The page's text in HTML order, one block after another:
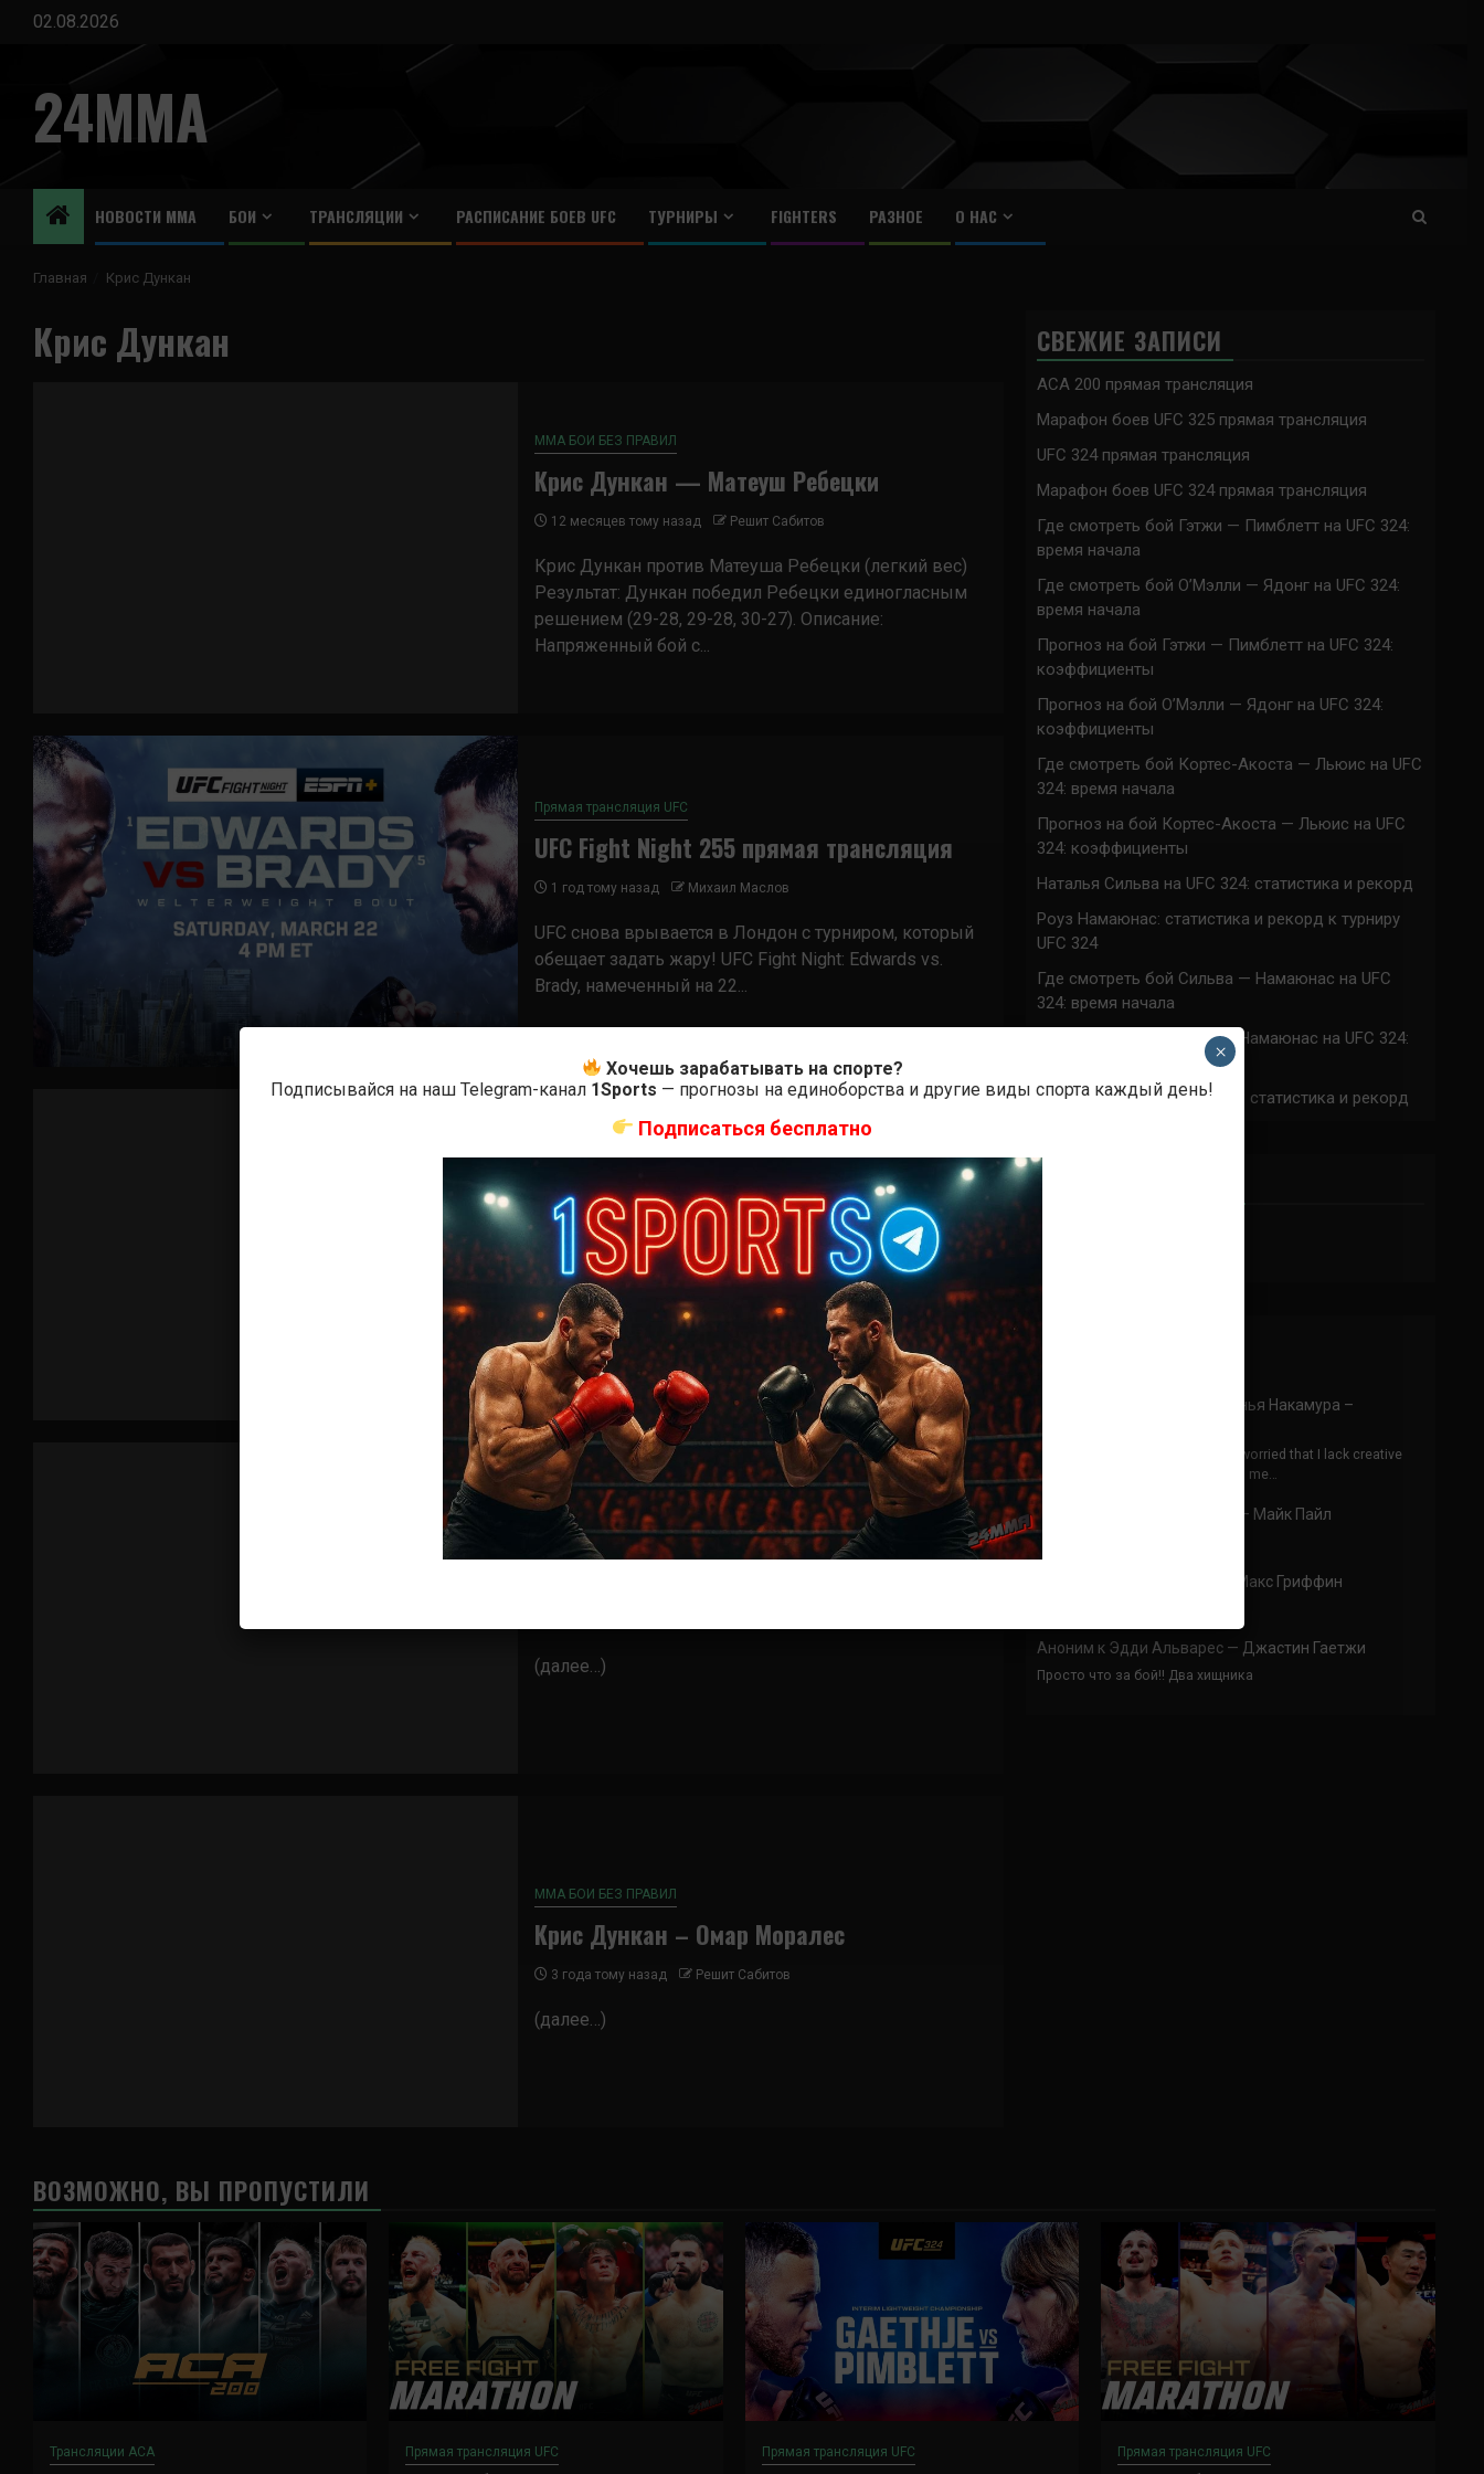
Перейти
содержимому
02.08.2026
24MMA
НОВОСТИ ММА БОИ ТРАНСЛЯЦИИ РАСПИСАНИЕ БОЕВ UFC ТУРНИРЫ FIGHTERS РАЗНОЕ О НАС
Главная Крис Дункан
Крис Дункан
ММА БОИ БЕЗ ПРАВИЛ
Крис Дункан — Матеуш Ребецки
12 месяцев тому назад Решит Сабитов
Крис Дункан против Матеуша Ребецки (легкий вес)
Результат: Дункан победил Ребецки единогласным
решением (29-28, 29-28, 30-27). Описание:
Напряженный бой с...
Прямая трансляция UFC
UFC Fight Night 255 прямая трансляция
1 год тому назад Михаил Маслов
UFC снова врывается в Лондон с турниром, который
обещает задать жару! UFC Fight Night: Edwards vs.
Brady, намеченный на 22...
ММА БОИ БЕЗ ПРАВИЛ
Мануэль Роберто Торрес — Крис Дункан
2 года тому назад Решит Сабитов
(далее…)
ММА БОИ БЕЗ ПРАВИЛ
(далее…)
ММА БОИ БЕЗ ПРАВИЛ
Крис Дункан – Омар Моралес
3 года тому назад Решит Сабитов
(далее…)
СВЕЖИЕ ЗАПИСИ
ACA 200 прямая трансляция
Марафон боев UFC 325 прямая трансляция
UFC 324 прямая трансляция
Марафон боев UFC 324 прямая трансляция
Где смотреть бой Гэтжи — Пимблетт на UFC 324:
время начала
Где смотреть бой О’Мэлли — Ядонг на UFC 324:
время начала
Прогноз на бой Гэтжи — Пимблетт на UFC 324:
коэффициенты
Прогноз на бой О’Мэлли — Ядонг на UFC 324:
коэффициенты
Где смотреть бой Кортес-Акоста — Льюис на UFC
324: время начала
Прогноз на бой Кортес-Акоста — Льюис на UFC
324: коэффициенты
Наталья Сильва на UFC 324: статистика и рекорд
Роуз Намаюнас: статистика и рекорд к турниру
UFC 324
Где смотреть бой Сильва — Намаюнас на UFC
324: время начала
Прогноз на бой Сильва — Намаюнас на UFC 324:
Арнольд Аллен на UFC 324: статистика и рекорд
ПРИСОЕДИНЯЙСЯ
Ринья Накамура –
Фернандо Гарсия
Thank you for your sharing. I am worried that I lack creative
ideas. It is your article that makes me…
Аноним Колби Ковингтон — Майк Пайл
Карлос Кондит – Макс Гриффин
Аноним к Эдди Альварес — Джастин Гаетжи
Просто что за бой!! Два хищника
ВОЗМОЖНО, ВЫ ПРОПУСТИЛИ
Трансляции ACA Прямая трансляция UFC Прямая трансляция UFC Прямая трансляция UFC
Хочешь зарабатывать на спорте?
Подписывайся на наш Telegram-канал 1Sports — прогнозы на единоборства и другие виды спорта каждый день!
Подписаться бесплатно
×